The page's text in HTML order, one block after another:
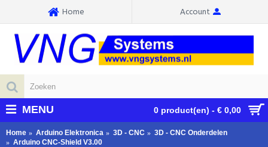
Home Account
0 product(en) - € 0,00
MENU
Home Arduino Elektronica 3D - CNC
3D - CNC Onderdelen
Arduino CNC-Shield V3.00